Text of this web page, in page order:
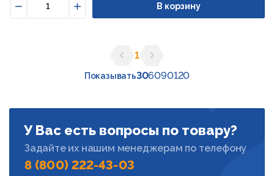
Увеличить
В корзину
Предыдущая страница
1
Следующая страница
Показывать306090120
У Вас есть вопросы по товару?
Задайте их нашим менеджерам по телефону
8 (800) 222-43-03